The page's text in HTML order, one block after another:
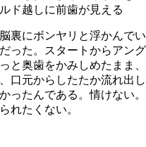
ド越しに前歯が見える
裏にボンヤリと浮かんでい
った。スタートからアング
と奥歯をかみしめたまま、
口元からしたたか流れ出し
ったんである。情けない。
れたくない。